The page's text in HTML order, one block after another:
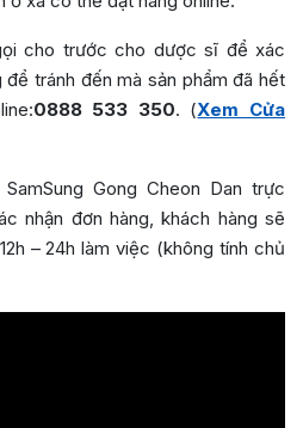
cho trước cho dược sĩ để xác
tránh đến mà sản phẩm đã hết
0888 533 350. (Xem Cửa
Gong Cheon Dan trực
nhận đơn hàng, khách hàng sẽ
– 24h làm việc (không tính chủ